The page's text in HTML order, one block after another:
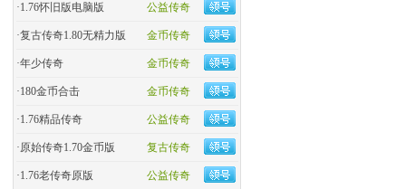
公益传奇
·1.76怀旧版电脑版
金币传奇
·复古传奇1.80无精力版
金币传奇
·年少传奇
金币传奇
·180金币合击
公益传奇
·​1.76精品传奇
复古传奇
·原始传奇1.70金币版
公益传奇
·1.76老传奇原版